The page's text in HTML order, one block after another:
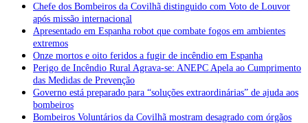
Chefe dos Bombeiros da Covilhã distinguido com Voto de Louvor
após missão internacional
Apresentado em Espanha robot que combate fogos em ambientes
extremos
Onze mortos e oito feridos a fugir de incêndio em Espanha
Perigo de Incêndio Rural Agrava-se: ANEPC Apela ao Cumprimento
das Medidas de Prevenção
Governo está preparado para “soluções extraordinárias” de ajuda aos
bombeiros
Bombeiros Voluntários da Covilhã mostram desagrado com órgãos